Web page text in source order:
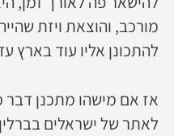
מורכב, והוצאת ויזת
להתכונן אליו עוד בארץ
אז אם מישהו מתכנן דבר
לאתר של ישראלים